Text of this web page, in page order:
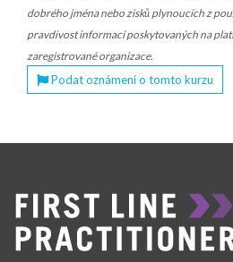
dobrého jména nebo zisků plynoucích z
pravdivost informací poskytovaných na
zaregistrované organizace.
Podat oznámení o tomto kurzu